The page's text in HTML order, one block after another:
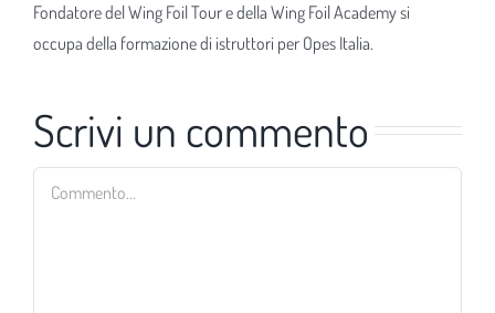
Fondatore del Wing Foil Tour e della Wing Foil Academy si
occupa della formazione di istruttori per Opes Italia.
Scrivi un commento
Commento